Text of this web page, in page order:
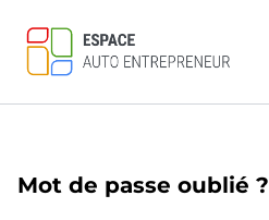
Mot de passe oublié ?